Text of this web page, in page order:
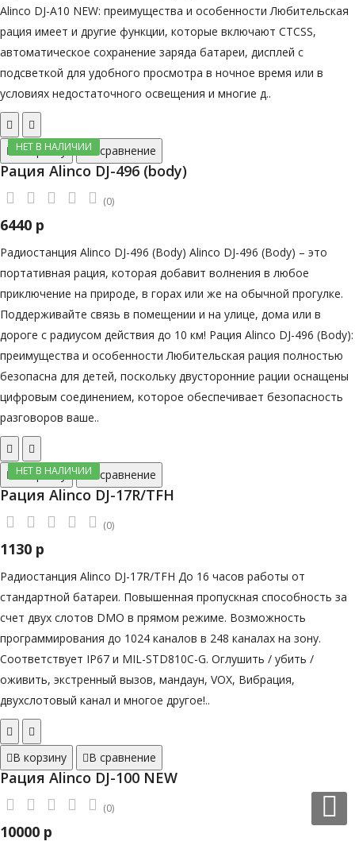
Alinco DJ-A10 NEW: преимущества и особенности Любительская
рация имеет и другие функции, которые включают CTCSS,
автоматическое сохранение заряда батареи, дисплей с
подсветкой для удобного просмотра в ночное время или в
условиях недостаточного освещения и многие д..
НЕТ В НАЛИЧИИ
В корзину В сравнение
Рация Alinco DJ-496 (body)
(0)
6440 р
Радиостанция Alinco DJ-496 (Body) Alinco DJ-496 (Body) – это
портативная рация, которая добавит волнения в любое
приключение на природе, в горах или же на обычной прогулке.
Поддерживайте связь в помещении и на улице, дома или в
дороге с радиусом действия до 10 км! Рация Alinco DJ-496 (Body):
преимущества и особенности Любительская рация полностью
безопасна для детей, поскольку двусторонние рации оснащены
цифровым соединением, которое обеспечивает безопасность
разговоров ваше..
НЕТ В НАЛИЧИИ
В корзину В сравнение
Рация Alinco DJ-17R/TFH
(0)
1130 р
Радиостанция Alinco DJ-17R/TFH До 16 часов работы от
стандартной батареи. Повышенная пропускная способность за
счет двух слотов DMO в прямом режиме. Возможность
программирования до 1024 каналов в 248 каналах на зону.
Соответствует IP67 и MIL-STD810C-G. Оглушить / убить /
оживить, экстренный вызов, мандаун, VOX, Вибрация,
двухслотовый канал и многое другое!..
В корзину В сравнение
Рация Alinco DJ-100 NEW
(0)
10000 р